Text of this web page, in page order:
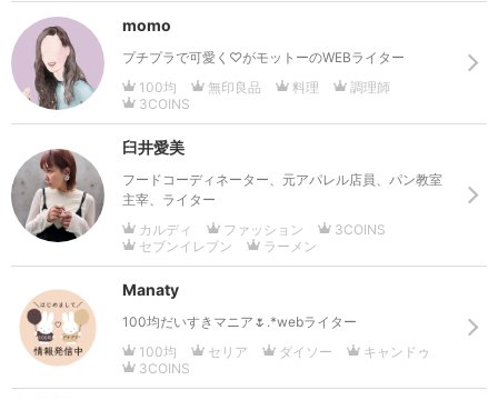
momo
プチプラで可愛く♡がモットーのWEBライター
100均
無印良品 料理
調理師
3COINS
臼井愛美
フードコーディネーター、元アパレル店員、パン教室
主宰、ライター
カルディ
ファッション
3COINS
セブンイレブン
ラーメン
Manaty
100均だいすきマニア🌷.*webライター
100均
セリア ダイソー
キャンドゥ
3COINS